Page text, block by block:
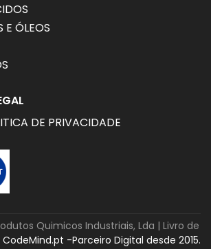
E ÓLEOS
DE PRIVACIDADE
Quimicos Industriais, Lda | Livro de
CodeMind.pt -Parceiro Digital desde 2015.